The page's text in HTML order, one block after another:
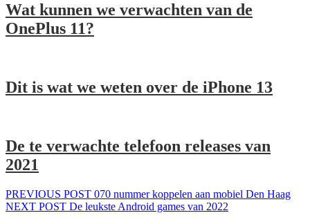
Wat kunnen we verwachten van de
OnePlus 11?
Dit is wat we weten over de iPhone 13
De te verwachte telefoon releases van
2021
Bericht
navigatie
PREVIOUS POST Previous
post:
070 nummer koppelen aan mobiel Den Haag
NEXT POST Next
De leukste Android games van 2022